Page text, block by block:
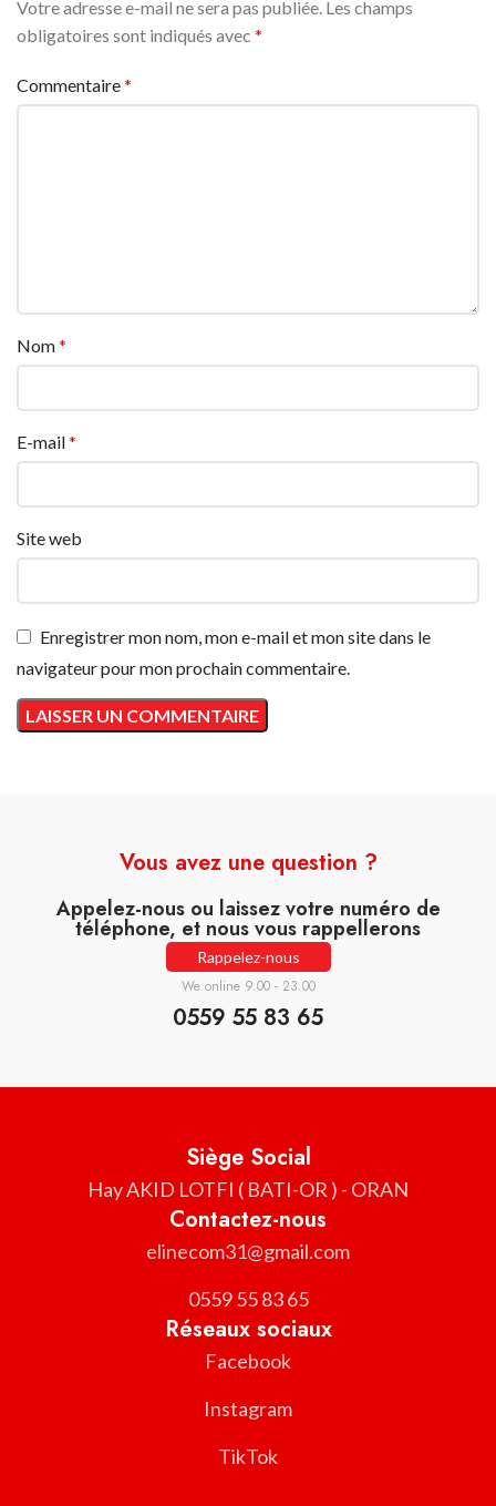
Votre adresse e-mail ne sera pas publiée. Les champs
obligatoires sont indiqués avec *
Commentaire*
Nom*
E-mail*
Site web
Enregistrer mon nom, mon e-mail et mon site dans le
navigateur pour mon prochain commentaire.
Vous avez une question ?
Appelez-nous ou laissez votre numéro de
téléphone, et nous vous rappellerons
Rappelez-nous
We online 9.00 - 23.00
0559 55 83 65
Siège Social
Hay AKID LOTFI ( BATI-OR ) - ORAN
Contactez-nous
elinecom31@gmail.com
0559 55 83 65
Réseaux sociaux
Facebook
Instagram
TikTok